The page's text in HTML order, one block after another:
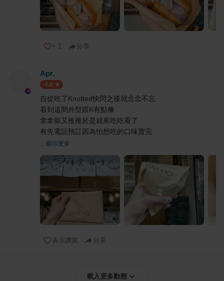
+ 1 分享
Apr.
4.0
自從吃了Knotted快閃之後就念念不忘
看到這間外型跟K有點像
拿拿摳又推推於是就來吃吃看了
有先電話預訂因為怕想吃的口味賣完
... 顯示更多
表示讚賞 分享
載入更多動態